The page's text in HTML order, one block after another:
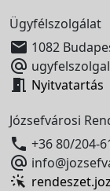
Ügyfélszolgálat
 1082

 Nyitvatartás
Józsefvárosi
 +36 80/204-
